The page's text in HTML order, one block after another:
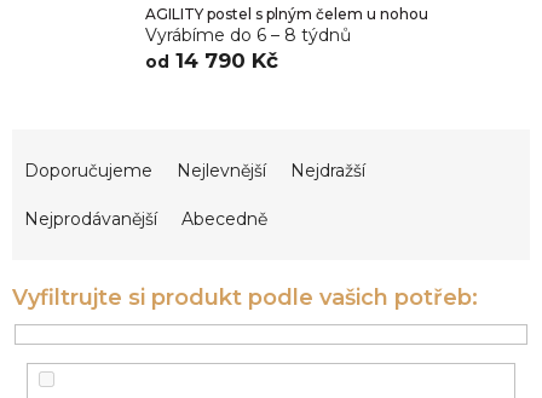
AGILITY postel s plným čelem u nohou
Vyrábíme do 6 – 8 týdnů
od 14 790 Kč
p
r
o
Doporučujeme Nejlevnější Nejdražší
Nejprodávanější Abecedně